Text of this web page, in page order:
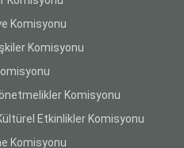
Komisyonu
Komisyonu
Komisyonu
Etkinlikler Komisyonu
Komisyonu